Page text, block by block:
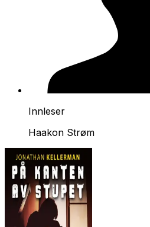
Innleser
Haakon Strøm